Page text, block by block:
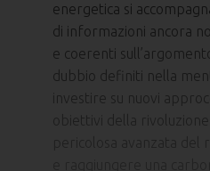
energetica si
di informazioni ancora
e coerenti
dubbio definiti nella
investire su nuovi